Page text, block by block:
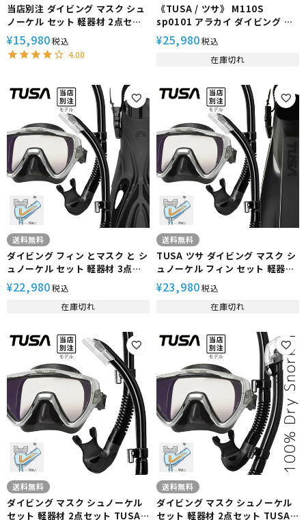
当店別注 ダイビング マスク シュ
ノーケル セット 軽器材 2点セッ
ト TUSA ツサ シュノーケリング
セット スキューバダイビング ダ
イビングマスク ドライシュノー
¥15,980税込
4.00
《TUSA / ツサ》 M110S
sp0101 アラカイ ダイビング マ
スク フィン シュノーケル セット
軽器材 3点セット ダイビングマス
ク ストラップフィン スノーケル
イビング 軽器材セット
【M110S-sp0101-alakai】
¥25,980税込
在庫切れ
送料無料
ダイビング フィン とマスク と シ
ュノーケル セット 軽器材 3点セ
ット TUSA ツサ HeleiWaho ヘ
レイワホ ダイビングマスク スキ
ンダイビング スキューバダイビ
sp170-alakai】
¥22,980税込
在庫切れ
送料無料
TUSA ツサ ダイビング マスク シ
ュノーケル フィン セット 軽器材
3点セット M19 ヴィジオ ダイビ
ングマスク スノーケル ストラッ
プフィン スキンダイビング スキ
【M110S-sp170-sf0113】
¥23,980税込
在庫切れ
送料無料
ダイビング マスク シュノーケル
セット 軽器材 2点セット TUSA
送料無料
ダイビング マスク シュノーケル
セット 軽器材 2点セット TUSA